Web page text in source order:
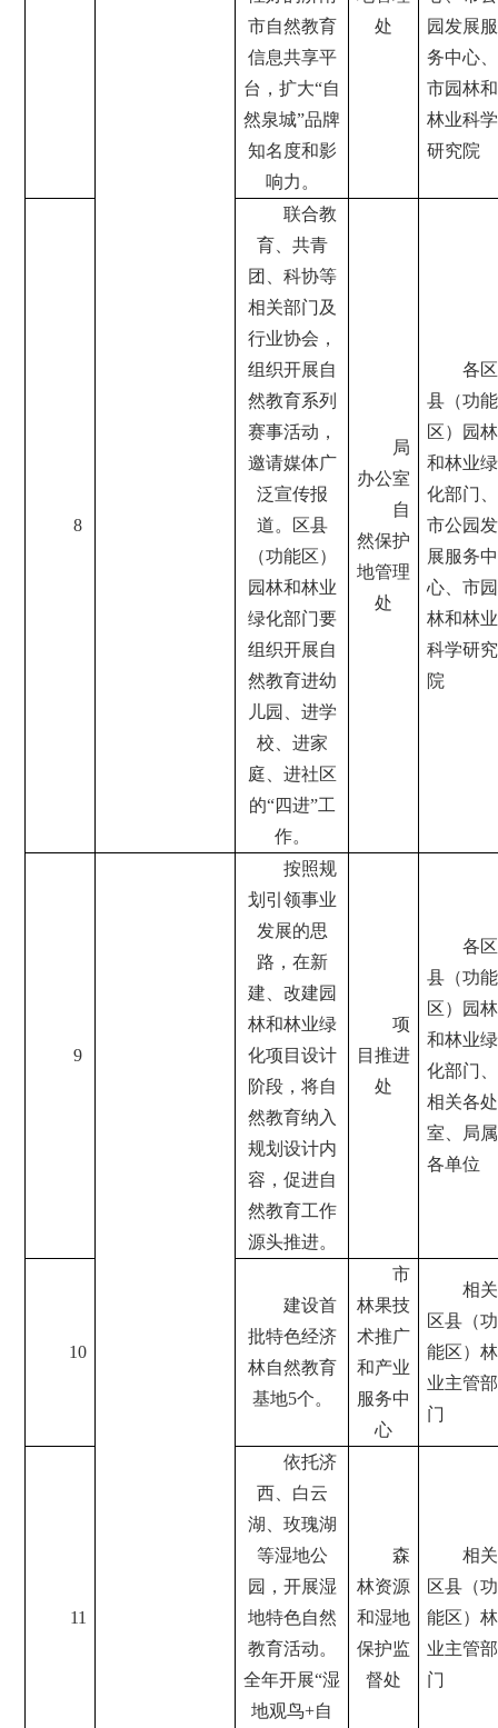
市自然教育
信息共享平
台，扩大“自
然泉城”品牌
知名度和影
响力。
处
园发展服
务中心、
市园林和
林业科学
研究院
8
联合教
育、共青
团、科协等
相关部门及
行业协会，
组织开展自
然教育系列
赛事活动，
邀请媒体广
泛宣传报
道。区县
（功能区）
园林和林业
绿化部门要
组织开展自
然教育进幼
儿园、进学
校、进家
庭、进社区
的“四进”工
作。
局
办公室
自
然保护
地管理
处
各区
县（功能
区）园林
和林业绿
化部门、
市公园发
展服务中
心、市园
林和林业
科学研究
院
9
按照规
划引领事业
发展的思
路，在新
建、改建园
林和林业绿
化项目设计
阶段，将自
然教育纳入
规划设计内
容，促进自
然教育工作
源头推进。
项
目推进
处
各区
县（功能
区）园林
和林业绿
化部门、
相关各处
室、局属
各单位
10
建设首
批特色经济
林自然教育
基地5个。
市
林果技
术推广
和产业
服务中
心
相关
区县（功
能区）林
业主管部
门
11
依托济
西、白云
湖、玫瑰湖
等湿地公
园，开展湿
地特色自然
教育活动。
全年开展“湿
地观鸟+自
森
林资源
和湿地
保护监
督处
相关
区县（功
能区）林
业主管部
门